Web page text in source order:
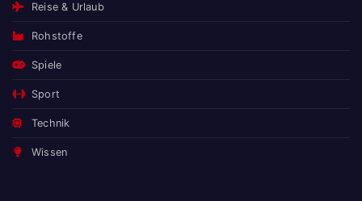
Reise & Urlaub
Rohstoffe
Spiele
Sport
Technik
Wissen